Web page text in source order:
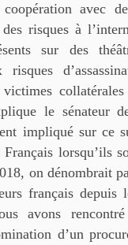
avec
risques à
sur des
le sénateur
impliqué sur ce
lorsqu’ils
on dénombrait
français
avons
d’un